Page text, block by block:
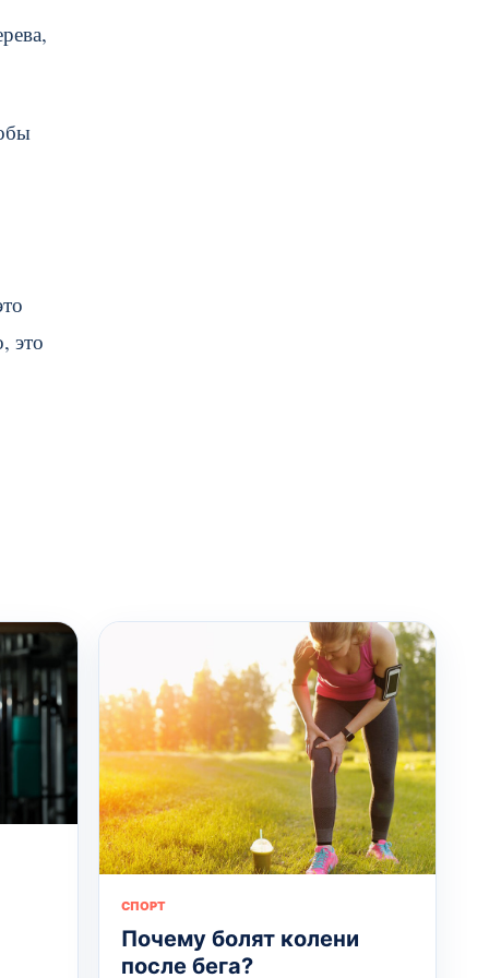
это
СПОРТ
Почему болят колени
после бега?